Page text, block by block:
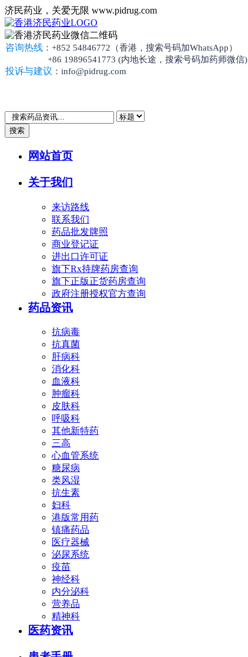
济民药业，关爱无限 www.pidrug.com
咨询热线 ：+852 54846772（香港，搜索号码加WhatsApp）
+86 19896541773 (内地长途，搜索号码加药师微信)
投诉与建议 ：info@pidrug.com
搜索
网站首页
关于我们
来访路线
联系我们
药品批发牌照
商业登记证
进出口许可证
旗下Rx持牌药房查询
旗下正版正货药房查询
政府注册授权官方查询
药品资讯
抗病毒
抗真菌
肝病科
消化科
血液科
肿瘤科
皮肤科
呼吸科
其他新特药
三高
心血管系统
糖尿病
类风湿
抗生素
妇科
港版常用药
镇痛药品
医疗器械
泌尿系统
疫苗
神经科
内分泌科
营养品
精神科
医药资讯